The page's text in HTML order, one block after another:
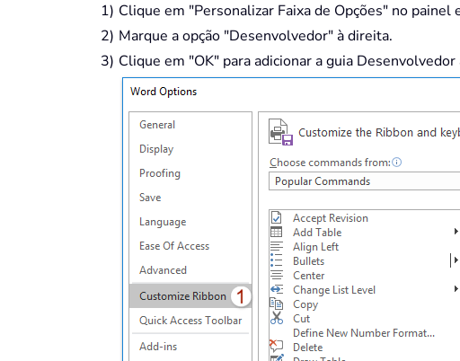
Clique em "Personalizar Faixa de Opções" no painel
Marque a opção "Desenvolvedor" à direita.
Clique em "OK" para adicionar a guia